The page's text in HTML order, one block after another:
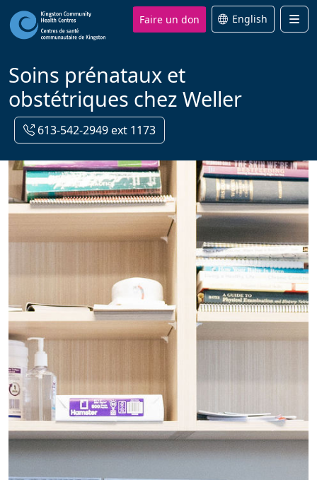
Faire un don English
Soins prénataux et
obstétriques chez Weller
613-542-2949 ext 1173